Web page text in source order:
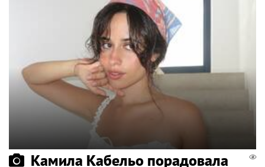
Камила Кабельо порадовала